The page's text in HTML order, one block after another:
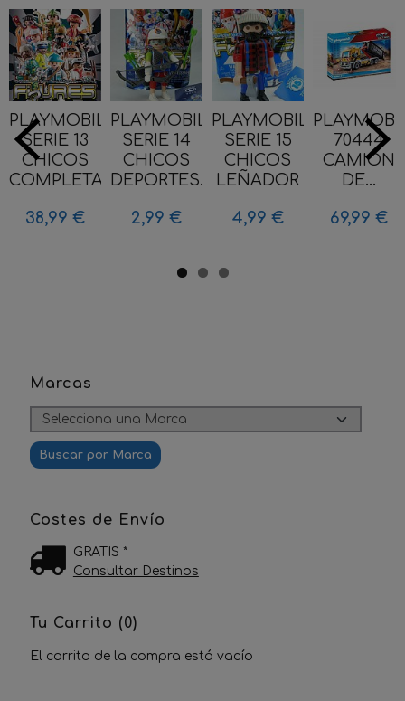
Marcas
Costes de Envío
GRATIS *
Consultar Destinos
Tu Carrito (0)
El carrito de la compra está vacío
PLAYMOBIL
SERIE 13
CHICOS
COMPLETA...
38,99 €
PLAYMOBIL
SERIE 14
CHICOS
DEPORTES...
2,99 €
PLAYMOBIL
SERIE 15
CHICOS
LEÑADOR
4,99 €
70444
CAMION
DE...
69,99 €